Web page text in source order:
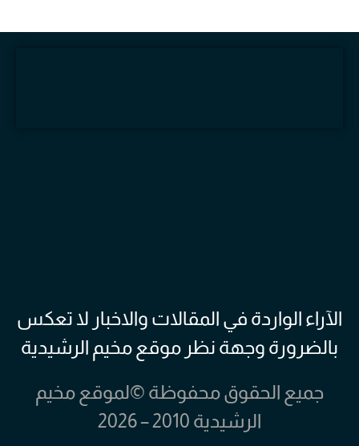
الآراء الواردة في المقالات والاخبار لا تعكس
بالضرورة وجهة نظر موقع مخيم الرشيدية
جميع الحقوق محفوظة ©لموقع مخيم
الرشيدية 2010 – 2026